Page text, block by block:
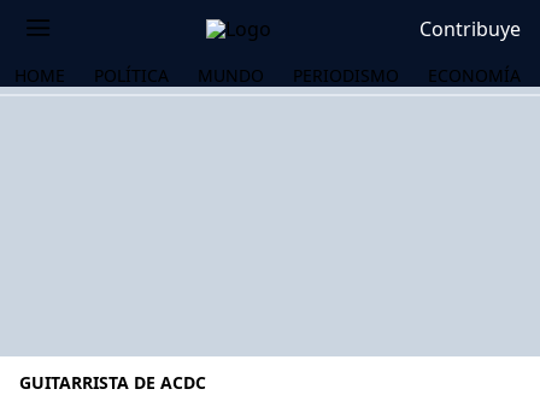
Contribuye
HOME POLÍTICA MUNDO PERIODISMO ECONOMÍA
GUITARRISTA DE ACDC